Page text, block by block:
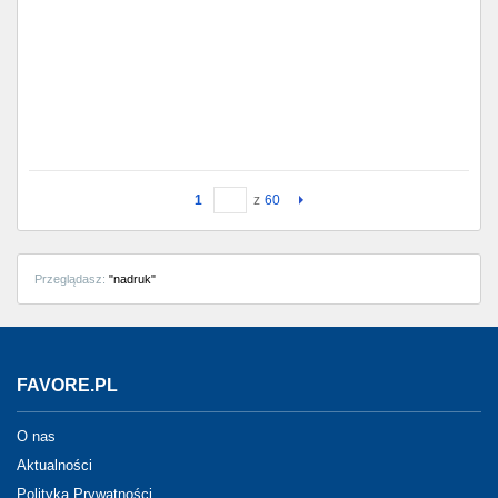
1 z 60
Przeglądasz: "nadruk"
FAVORE.PL
O nas
Aktualności
Polityka Prywatności